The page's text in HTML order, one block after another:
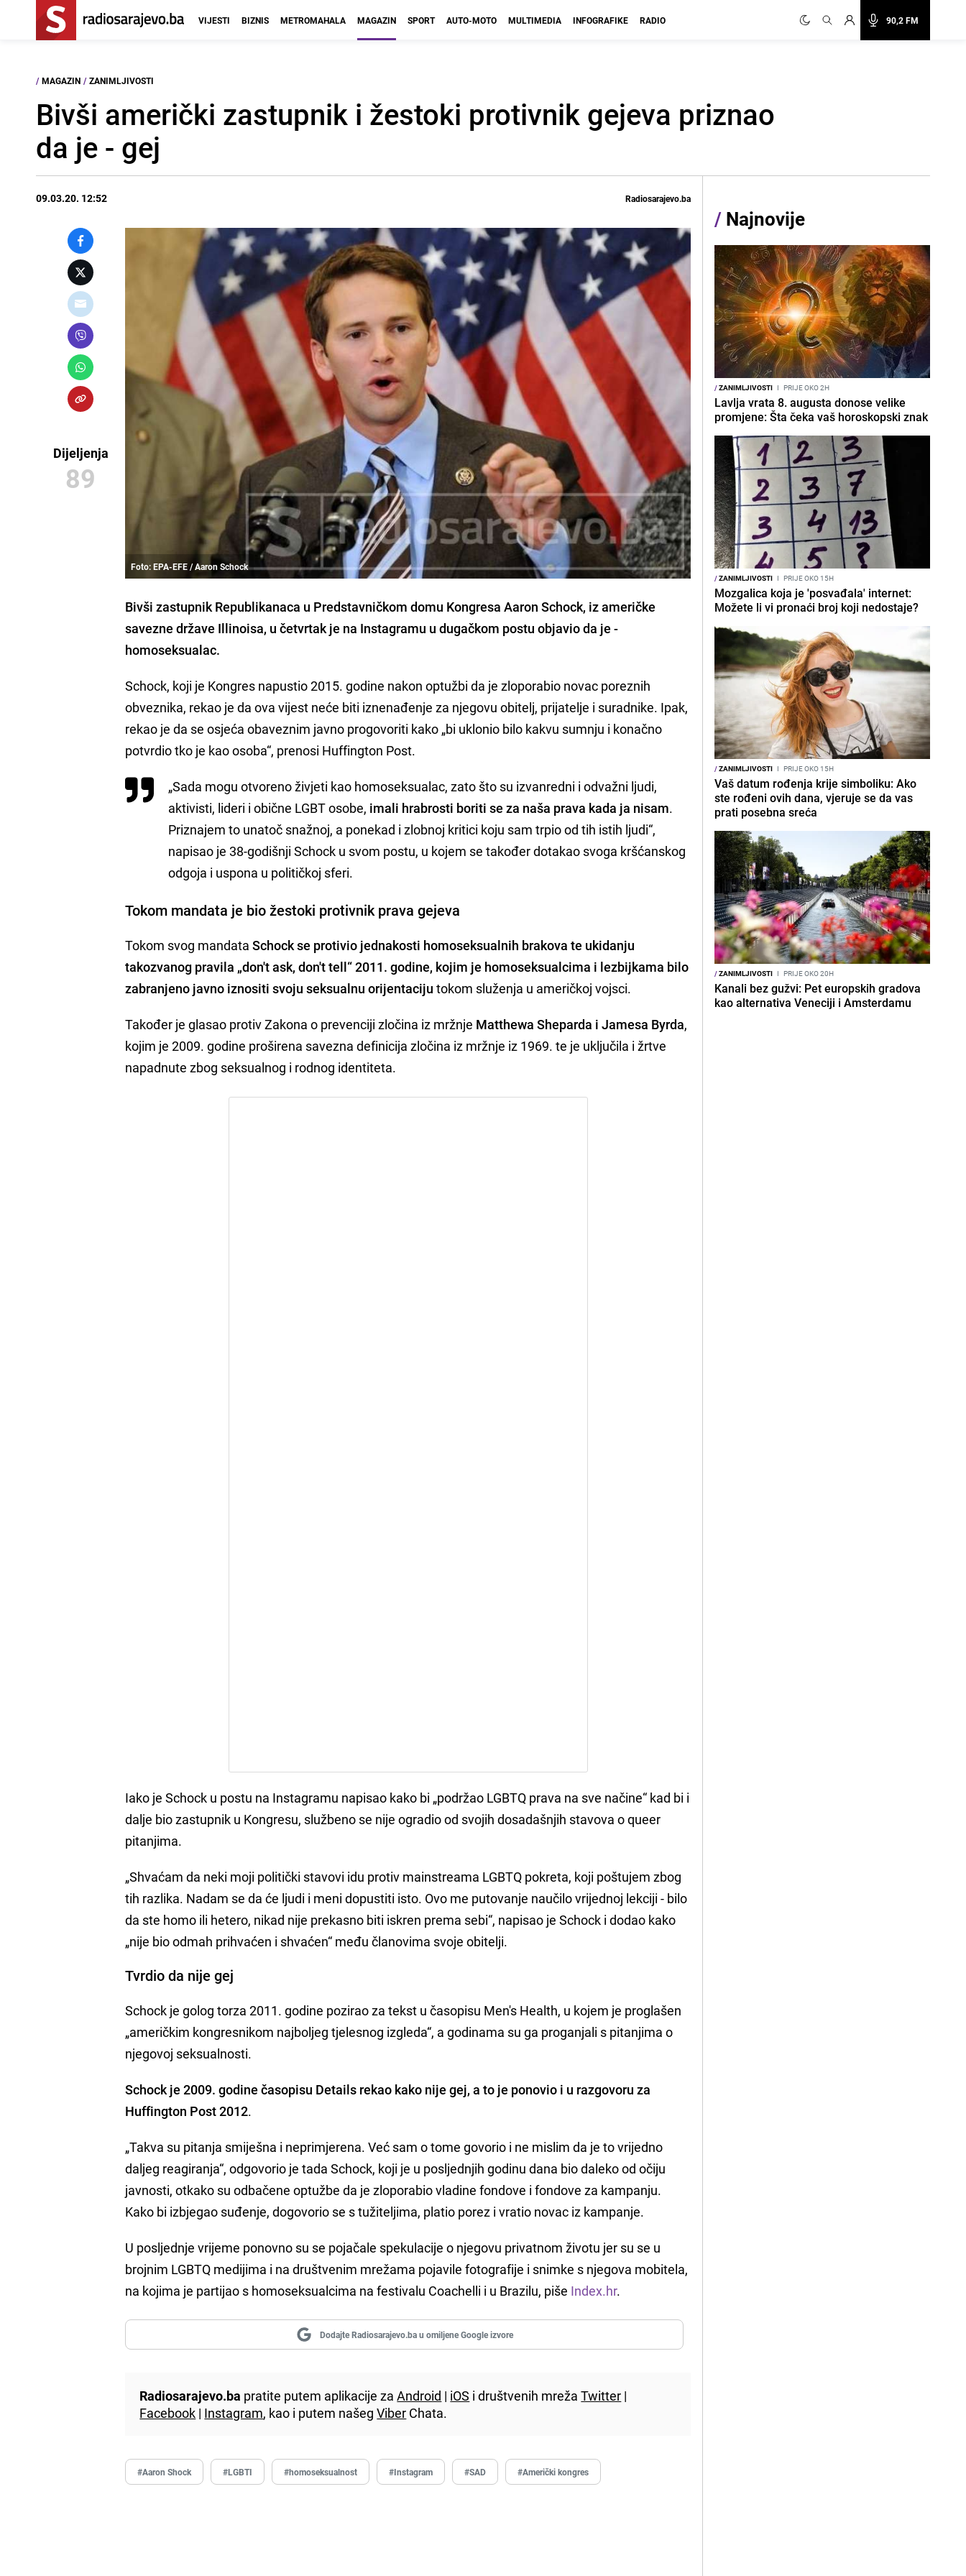
90,2 FM
VIJESTI BIZNIS METROMAHALA MAGAZIN SPORT AUTO-MOTO MULTIMEDIA INFOGRAFIKE RADIO
/ MAGAZIN / ZANIMLJIVOSTI
Bivši američki zastupnik i žestoki protivnik gejeva priznao
da je - gej
09.03.20. 12:52 Radiosarajevo.ba
Dijeljenja
89
Foto: EPA-EFE / Aaron Schock
Bivši zastupnik Republikanaca u Predstavničkom domu KongresaAaron Schock, iz američke
savezne države Illinoisa, u četvrtak je na Instagramu u dugačkom postu objavio da je -
homoseksualac.
Schock, koji je Kongres napustio 2015. godine nakon optužbi da je zloporabio novac poreznih
obveznika, rekao je da ova vijest neće biti iznenađenje za njegovu obitelj, prijatelje i suradnike. Ipak,
rekao je da se osjeća obaveznim javno progovoriti kako „bi uklonio bilo kakvu sumnju i konačno
potvrdio tko je kao osoba“, prenosi Huffington Post.
„Sada mogu otvoreno živjeti kao homoseksualac, zato što su izvanredni i odvažni ljudi,
aktivisti, lideri i obične LGBT osobe, imali hrabrosti boriti se za naša prava kada ja nisam.
Priznajem to unatoč snažnoj, a ponekad i zlobnoj kritici koju sam trpio od tih istih ljudi“,
napisao je 38-godišnji Schock u svom postu, u kojem se također dotakao svoga kršćanskog
odgoja i uspona u političkoj sferi.
Tokom mandata je bio žestoki protivnik prava gejeva
Tokom svog mandataSchock se protivio jednakosti homoseksualnih brakova te ukidanju
takozvanog pravila „don't ask, don't tell“ 2011. godine, kojim je homoseksualcima i lezbijkama bilo
zabranjeno javno iznositi svoju seksualnu orijentaciju tokom služenja u američkoj vojsci.
Također je glasao protiv Zakona o prevenciji zločina iz mržnje Matthewa Sheparda i Jamesa Byrda,
kojim je 2009. godine proširena savezna definicija zločina iz mržnje iz 1969. te je uključila i žrtve
napadnute zbog seksualnog i rodnog identiteta.
Iako je Schock u postu na Instagramu napisao kako bi „podržao LGBTQ prava na sve načine“ kad bi i
dalje bio zastupnik u Kongresu, službeno se nije ogradio od svojih dosadašnjih stavova o queer
pitanjima.
„Shvaćam da neki moji politički stavovi idu protiv mainstreama LGBTQ pokreta, koji poštujem zbog
tih razlika. Nadam se da će ljudi i meni dopustiti isto. Ovo me putovanje naučilo vrijednoj lekciji - bilo
da ste homo ili hetero, nikad nije prekasno biti iskren prema sebi“, napisao je Schock i dodao kako
„nije bio odmah prihvaćen i shvaćen“ među članovima svoje obitelji.
Tvrdio da nije gej
Schock je golog torza 2011. godine pozirao za tekst u časopisu Men's Health, u kojem je proglašen
„američkim kongresnikom najboljeg tjelesnog izgleda“, a godinama su ga proganjali s pitanjima o
njegovoj seksualnosti.
Schock je 2009. godine časopisu Details rekao kako nije gej, a to je ponovio i u razgovoru za
Huffington Post 2012.
„Takva su pitanja smiješna i neprimjerena. Već sam o tome govorio i ne mislim da je to vrijedno
daljeg reagiranja“, odgovorio je tada Schock, koji je u posljednjih godinu dana bio daleko od očiju
javnosti, otkako su odbačene optužbe da je zloporabio vladine fondove i fondove za kampanju.
Kako bi izbjegao suđenje, dogovorio se s tužiteljima, platio porez i vratio novac iz kampanje.
U posljednje vrijeme ponovno su se pojačale spekulacije o njegovu privatnom životu jer su se u
brojnim LGBTQ medijima i na društvenim mrežama pojavile fotografije i snimke s njegova mobitela,
na kojima je partijao s homoseksualcima na festivalu Coachelli i u Brazilu, piše Index.hr.
Dodajte Radiosarajevo.ba u omiljene Google izvore
Radiosarajevo.ba pratite putem aplikacije zaAndroid | iOS i društvenih mrežaTwitter |
Facebook | Instagram, kao i putem našegViber Chata.
#Aaron Shock #LGBTI #homoseksualnost #Instagram #SAD #Američki kongres
/ Najnovije
/ZANIMLJIVOSTI I PRIJE OKO 2H
Lavlja vrata 8. augusta donose velike
promjene: Šta čeka vaš horoskopski znak
/ZANIMLJIVOSTI I PRIJE OKO 15H
Mozgalica koja je 'posvađala' internet:
Možete li vi pronaći broj koji nedostaje?
/ZANIMLJIVOSTI I PRIJE OKO 15H
Vaš datum rođenja krije simboliku: Ako
ste rođeni ovih dana, vjeruje se da vas
prati posebna sreća
/ZANIMLJIVOSTI I PRIJE OKO 20H
Kanali bez gužvi: Pet europskih gradova
kao alternativa Veneciji i Amsterdamu